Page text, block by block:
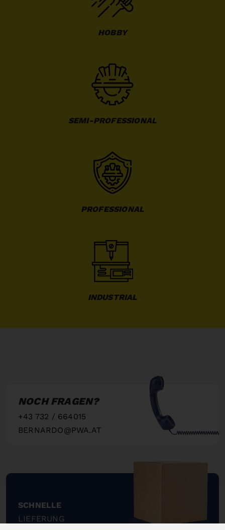
HOBBY
SEMI-PROFESSIONAL
PROFESSIONAL
INDUSTRIAL
NOCH FRAGEN?
+43 732 / 664015
BERNARDO@PWA.AT
SCHNELLE
LIEFERUNG